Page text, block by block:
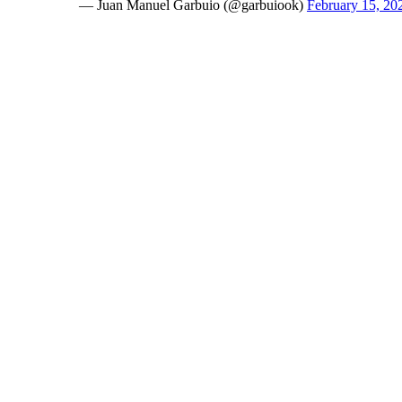
— Juan Manuel Garbuio (@garbuiook) February 15,